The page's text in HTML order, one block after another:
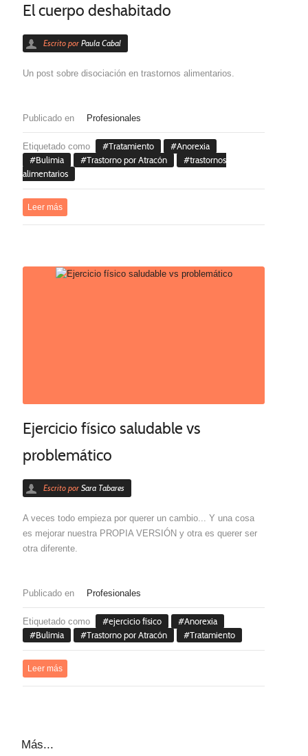
El cuerpo deshabitado
Escrito por Paula Cabal
Un post sobre disociación en trastornos alimentarios.
Publicado en Profesionales
Etiquetado como Tratamiento
Anorexia
Bulimia
Trastorno por Atracón
trastornos
alimentarios
Leer más
Ejercicio físico saludable vs
problemático
Escrito por Sara Tabares
A veces todo empieza por querer un cambio... Y una cosa
es mejorar nuestra PROPIA VERSIÓN y otra es querer ser
otra diferente.
Publicado en Profesionales
Etiquetado como ejercicio físico
Anorexia
Bulimia
Trastorno por Atracón Tratamiento
Leer más
Más...